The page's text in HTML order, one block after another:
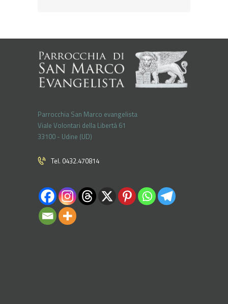
Parrocchia San Marco evangelista
Viale Volontari della Libertá 61
33100 - Udine (UD)
Tel. 0432.470814